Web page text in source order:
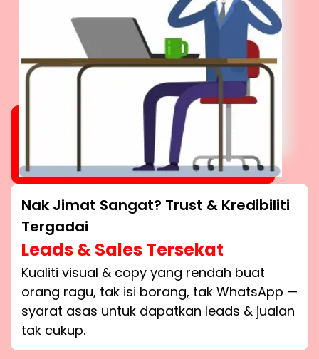
Nak Jimat Sangat? Trust & Kredibiliti
Tergadai
Leads & Sales Tersekat
Kualiti visual & copy yang rendah buat
orang ragu, tak isi borang, tak WhatsApp —
syarat asas untuk dapatkan leads & jualan
tak cukup.